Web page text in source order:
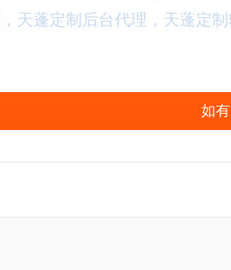
天蓬定制后台代理，天蓬定
如